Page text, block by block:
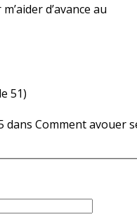
d’avance au
51)
dans Comment avouer